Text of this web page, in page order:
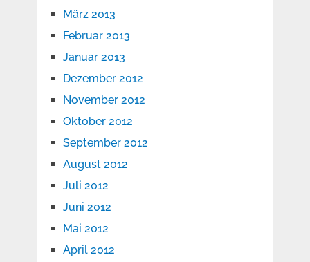
März 2013
Februar 2013
Januar 2013
Dezember 2012
November 2012
Oktober 2012
September 2012
August 2012
Juli 2012
Juni 2012
Mai 2012
April 2012